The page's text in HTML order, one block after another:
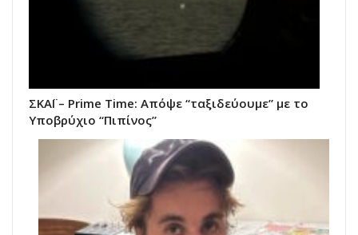
ΣΚΑΪ – Prime Time: Απόψε “ταξιδεύουμε” με το
Υποβρύχιο “Πιπίνος”